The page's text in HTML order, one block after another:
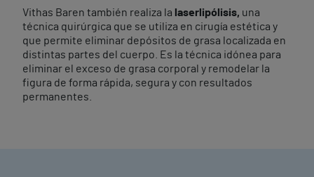
Vithas Baren también realiza la laserlipólisis, una
técnica quirúrgica que se utiliza en cirugía estética y
que permite eliminar depósitos de grasa localizada en
distintas partes del cuerpo. Es la técnica idónea para
eliminar el exceso de grasa corporal y remodelar la
figura de forma rápida, segura y con resultados
permanentes.